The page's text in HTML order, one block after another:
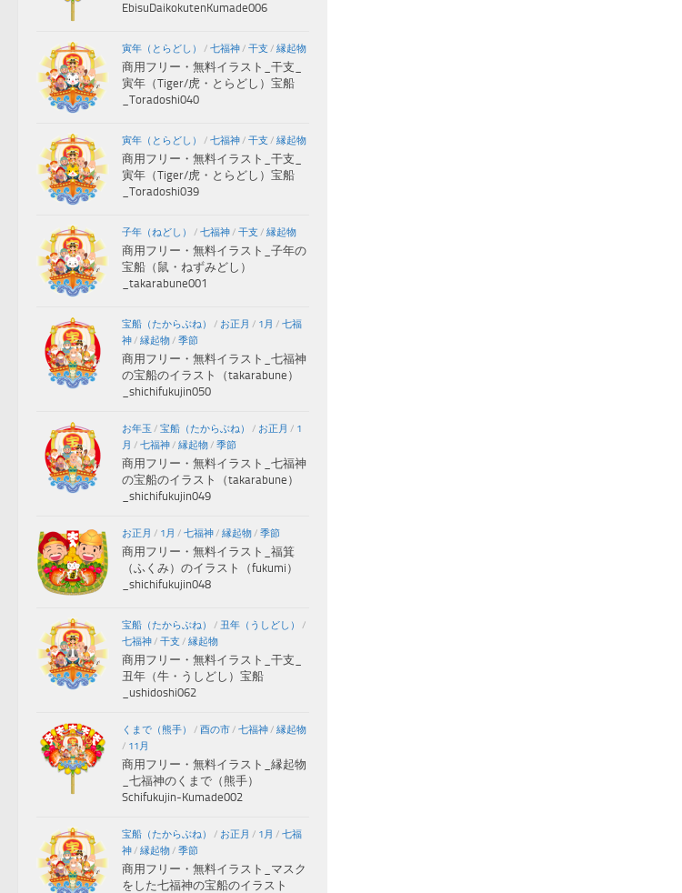
EbisuDaikokutenKumade006
寅年（とらどし） / 七福神 / 干支 / 縁起物
商用フリー・無料イラスト_干支_
寅年（Tiger/虎・とらどし）宝船
_Toradoshi040
寅年（とらどし） / 七福神 / 干支 / 縁起物
商用フリー・無料イラスト_干支_
寅年（Tiger/虎・とらどし）宝船
_Toradoshi039
子年（ねどし） / 七福神 / 干支 / 縁起物
商用フリー・無料イラスト_子年の
宝船（鼠・ねずみどし）
_takarabune001
宝船（たからぶね） / お正月 / 1月 / 七福
神 / 縁起物 / 季節
商用フリー・無料イラスト_七福神
の宝船のイラスト（takarabune）
_shichifukujin050
お年玉 / 宝船（たからぶね） / お正月 / 1
月 / 七福神 / 縁起物 / 季節
商用フリー・無料イラスト_七福神
の宝船のイラスト（takarabune）
_shichifukujin049
お正月 / 1月 / 七福神 / 縁起物 / 季節
商用フリー・無料イラスト_福箕
（ふくみ）のイラスト（fukumi）
_shichifukujin048
宝船（たからぶね） / 丑年（うしどし）
/
七福神 / 干支 / 縁起物
商用フリー・無料イラスト_干支_
丑年（牛・うしどし）宝船
_ushidoshi062
くまで（熊手） / 酉の市 / 七福神 / 縁起物
/ 11月
商用フリー・無料イラスト_縁起物
_七福神のくまで（熊手）
Schifukujin-Kumade002
宝船（たからぶね） / お正月 / 1月 / 七福
神 / 縁起物 / 季節
商用フリー・無料イラスト_マスク
をした七福神の宝船のイラスト